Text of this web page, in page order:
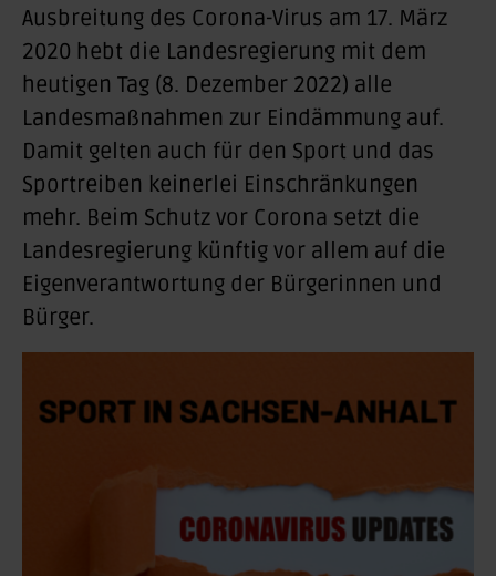
Ausbreitung des Corona-Virus am 17. März
2020 hebt die Landesregierung mit dem
heutigen Tag (8. Dezember 2022) alle
Landesmaßnahmen zur Eindämmung auf.
Damit gelten auch für den Sport und das
Sportreiben keinerlei Einschränkungen
mehr. Beim Schutz vor Corona setzt die
Landesregierung künftig vor allem auf die
Eigenverantwortung der Bürgerinnen und
Bürger.